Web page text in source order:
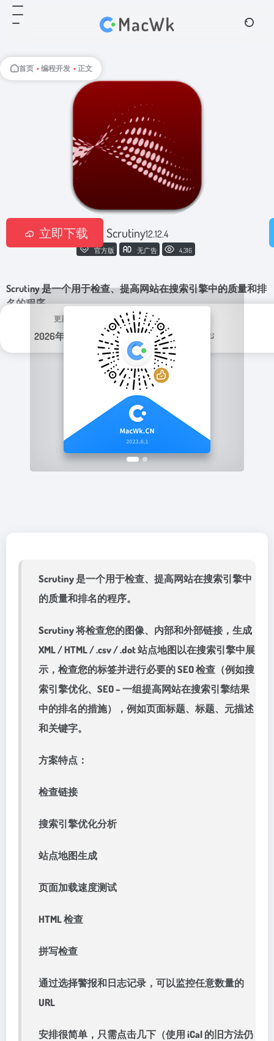
首页 • 编程开发 • 正文
Scrutiny12.12.4
官方版 无广告 4,316
Scrutiny 是一个用于检查、提高网站在搜索引擎中的质量和排
名的程序。
更新日期：
2026年 7月 29日 编程开发
立即下载
Scrutiny 是一个用于检查、提高网站在搜索引擎中
的质量和排名的程序。
Scrutiny 将检查您的图像、内部和外部链接，生成
XML / HTML / .csv / .dot 站点地图以在搜索引擎中展
示，检查您的标签并进行必要的 SEO 检查（例如搜
索引擎优化、SEO – 一组提高网站在搜索引擎结果
中的排名的措施），例如页面标题、标题、元描述
和关键字。
方案特点：
检查链接
搜索引擎优化分析
站点地图生成
页面加载速度测试
HTML 检查
拼写检查
通过选择警报和日志记录，可以监控任意数量的
URL
安排很简单，只需点击几下（使用 iCal 的旧方法仍